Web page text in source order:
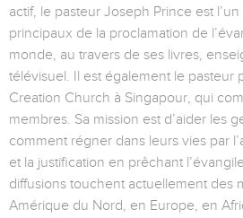
actif, le pasteur Joseph Prince est
principaux de la proclamation de
monde, au travers de ses livres,
télévisuel. Il est également le pasteur
Creation Church à Singapour, qui
membres. Sa mission est d’aider les
comment régner dans leurs vies par
et la justification en prêchant
diffusions touchent actuellement des
Amérique du Nord, en Europe, en